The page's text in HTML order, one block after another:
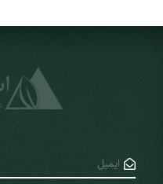
به فرد داشته باشید، پیشنهاد ما
جمله آبشار ایگواسو، موزه‌های
کوه شوگرلوف، مجسمه بزرگ مسیح،
پانتانال، سواحل سالوادور و
برزیل در فصل پاییز 1404، بهار 1404 بررسی کرده‌ایم.